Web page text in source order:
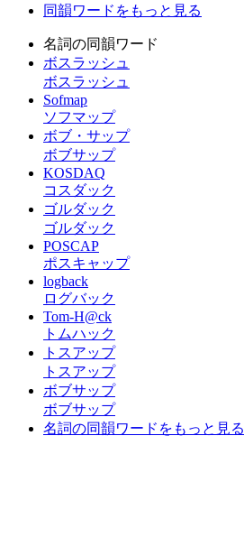
同韻ワードをもっと見る
名詞の同韻ワード
ボスラッシュ
ボスラッシュ
Sofmap
ソフマップ
ボブ・サップ
ボブサップ
KOSDAQ
コスダック
ゴルダック
ゴルダック
POSCAP
ポスキャップ
logback
ログバック
Tom-H@ck
トムハック
トスアップ
トスアップ
ボブサップ
ボブサップ
名詞の同韻ワードをもっと見る